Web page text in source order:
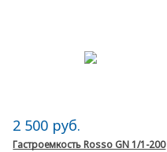
2 500 руб.
Гастроемкость Rosso GN 1/1-200